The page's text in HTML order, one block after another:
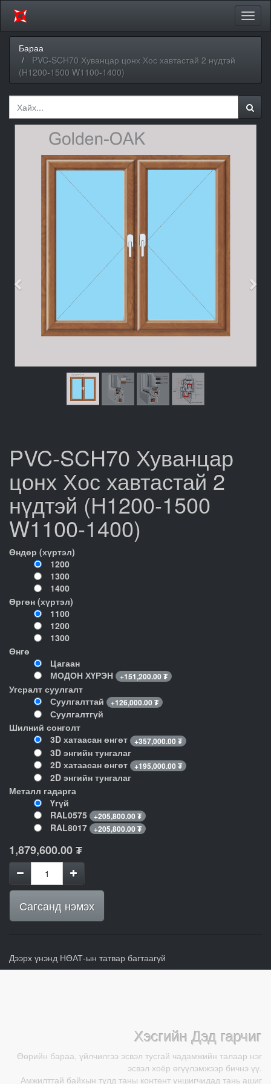
Бараа
PVC-SCH70 Хуванцар цонх Хос хавтастай 2 нүдтэй
(H1200-1500 W1100-1400)
Өмнөх
PVC-SCH70 Хуванцар
цонх Хос хавтастай 2
нүдтэй (H1200-1500
W1100-1400)
Өндөр (хүртэл)
1200
1300
1400
Өргөн (хүртэл)
1100
1200
1300
Өнгө
Цагаан
МОДОН ХҮРЭН
+151,200.00 ₮
Угсралт суулгалт
Суулгалттай
+126,000.00 ₮
Суулгалтгүй
Шилний сонголт
3D хатаасан өнгөт
+357,000.00 ₮
3D энгийн тунгалаг
2D хатаасан өнгөт
+195,000.00 ₮
2D энгийн тунгалаг
Металл гадарга
Үгүй
RAL0575
+205,800.00 ₮
RAL8017 +205,800.00 ₮
1,879,600.00₮
Сагсанд нэмэх
Дээрх үнэнд НӨАТ-ын татвар багтаагүй
Хэсгийн Дэд гарчиг
Өөрийн бараа, үйлчилгээ эсвэл тусгай чадамжийн талаар нэг
эсвэл хоёр өгүүлэмжээр бичнэ үү.
Амжилттай байхын тулд таны контент уншигчидад тань ашиг